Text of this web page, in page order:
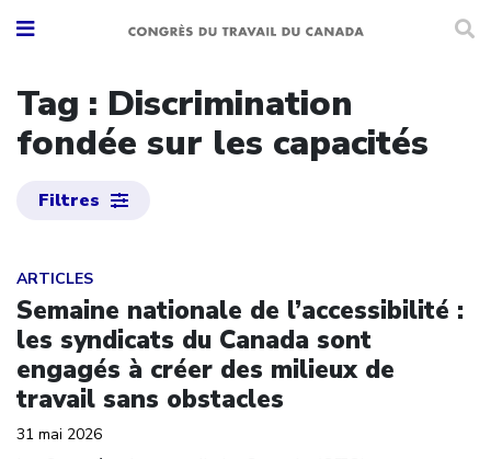
Tag : Discrimination
fondée sur les capacités
Filtres
ARTICLES
Semaine nationale de l’accessibilité :
les syndicats du Canada sont
engagés à créer des milieux de
travail sans obstacles
31 mai 2026